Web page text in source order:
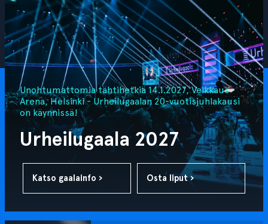
Unohtumattomia tähtihetkiä 14.1.2027, Veikkaus
Arena, Helsinki - Urheilugaalan 20-vuotisjuhlakausi
on käynnissä!
Urheilugaala 2027
Katso gaalainfo › Osta liput ›